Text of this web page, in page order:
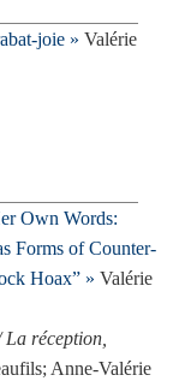
joie » Valérie
Own Words:
Forms of Counter-
Hoax” » Valérie
réception,
Anne-Valérie